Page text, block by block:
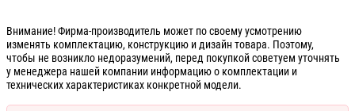
Внимание! Фирма-производитель может по своему усмотрению
изменять комплектацию, конструкцию и дизайн товара. Поэтому,
чтобы не возникло недоразумений, перед покупкой советуем уточнять
у менеджера нашей компании информацию о комплектации и
технических характеристиках конкретной модели.